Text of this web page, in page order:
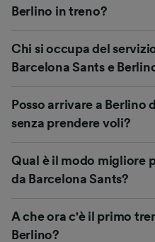
Berlino in treno?
Chi si occupa del
Barcelona Sants e
Posso arrivare a Berlino
senza prendere voli?
Qual è il modo migliore
da Barcelona Sants?
A che ora c'è il primo
Berlino?